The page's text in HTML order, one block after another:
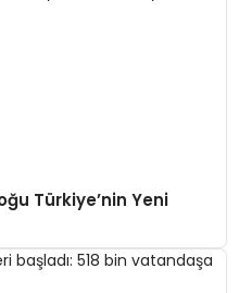
Türkiye’nin Yeni